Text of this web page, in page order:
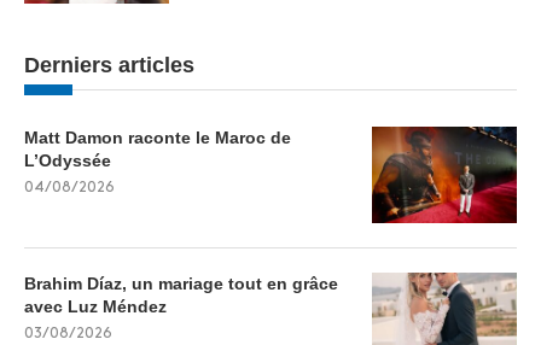
Derniers articles
Matt Damon raconte le Maroc de
L’Odyssée
04/08/2026
Brahim Díaz, un mariage tout en grâce
avec Luz Méndez
03/08/2026